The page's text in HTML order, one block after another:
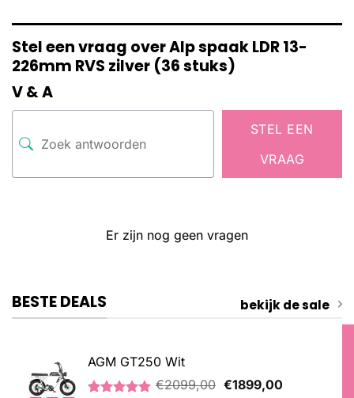
Stel een vraag over Alp spaak LDR 13-
226mm RVS zilver (36 stuks)
V & A
STEL EEN
VRAAG
Er zijn nog geen vragen
BESTE DEALS bekijk de sale
AGM GT250 Wit
€2099,00 Oorspronkelijke
€1899,00Huidige